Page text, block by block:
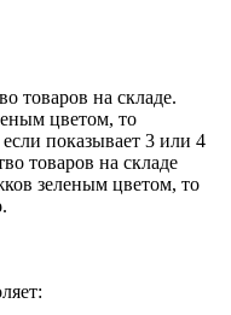
товаров на складе.
цветом, то
если показывает 3 или 4
товаров на складе
зеленым цветом, то
.